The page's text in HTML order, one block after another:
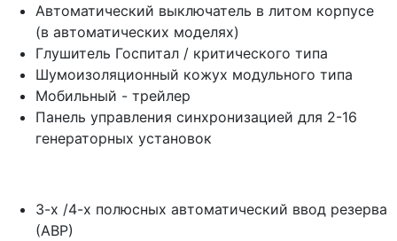
Автоматический выключатель в литом корпусе
(в автоматических моделях)
Глушитель Госпитал / критического типа
Шумоизоляционный кожух модульного типа
Мобильный - трейлер
Панель управления синхронизацией для 2-16
генераторных установок
3-х /4-х полюсных автоматический ввод резерва
(АВР)